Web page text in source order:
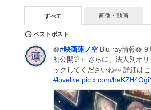
すべて 画像・動画
ベストポスト
🪷#映画蓮ノ空 Blu-ray情報🪷 9
初公開🎊✨ さらに、法人別オ
ックしてくださいね👀 詳細はこ
#lovelive pic.x.com/